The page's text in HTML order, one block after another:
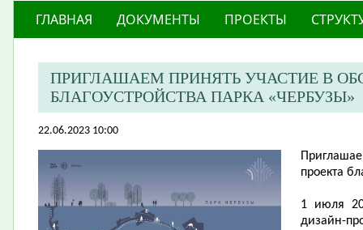
ГЛАВНАЯ ДОКУМЕНТЫ ПРОЕКТЫ
ПРИГЛАШАЕМ ПРИНЯТЬ УЧАСТИЕ В
БЛАГОУСТРОЙСТВА ПАРКА «ЧЕРБУЗЫ»
22.06.2023 10:00
П
проекта
1 июля
дизайн-